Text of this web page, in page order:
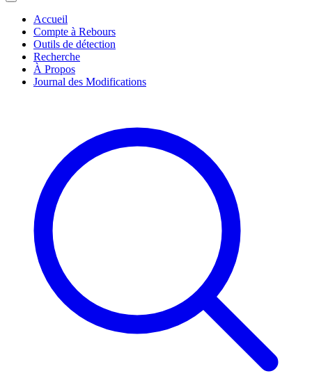
Accueil
Compte à Rebours
Outils de détection
Recherche
À Propos
Journal des Modifications